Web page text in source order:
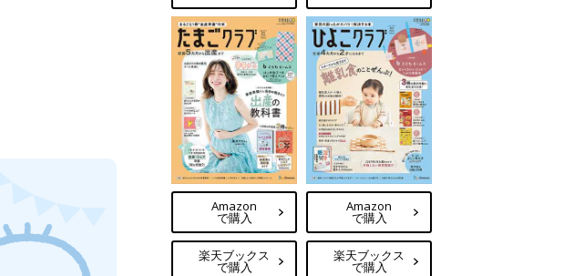
Amazon
で購入
楽天ブックス
で購入
Amazon
で購入
楽天ブックス
で購入